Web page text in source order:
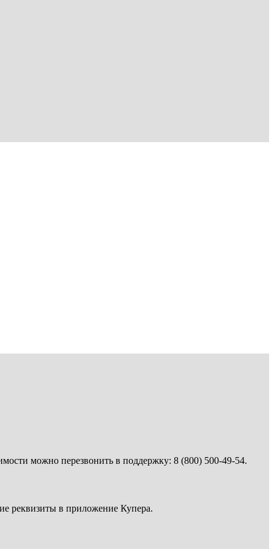
можно перезвонить в поддержку: 8 (800) 500-49-54.
реквизиты в приложение Купера.